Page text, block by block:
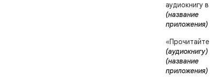
аудиокнигу в
(название
приложения)
«Прочитайте
(аудиокнигу)
(название
приложения)